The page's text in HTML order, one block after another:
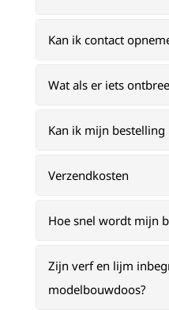
Kan ik contact
Wat als er iets
Kan ik mijn bestelling
Verzendkosten
Hoe snel wordt mijn
Zijn verf en lijm
modelbouwdoos?